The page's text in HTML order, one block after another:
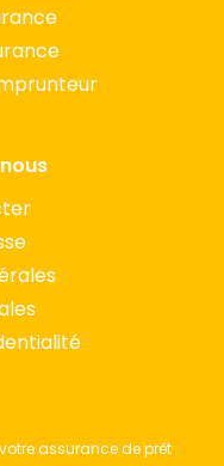
assurance de prêt